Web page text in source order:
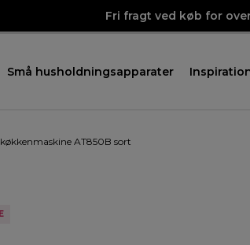
Fri fragt ved køb for
Små husholdningsapparater
AT850B sort